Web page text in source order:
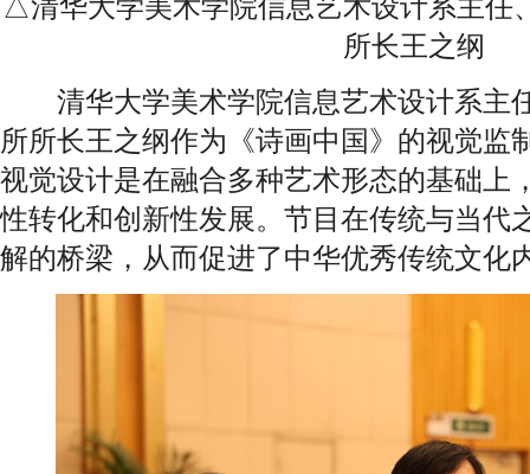
△清华大学美术学院信息艺术设计系主任
所长王之纲
清华大学美术学院信息艺术设计系主
所所长王之纲作为《诗画中国》的视觉监
视觉设计是在融合多种艺术形态的基础上
性转化和创新性发展。节目在传统与当代
解的桥梁，从而促进了中华优秀传统文化